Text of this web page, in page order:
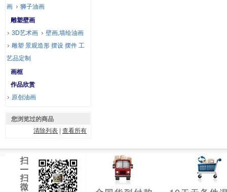
画
狮子油画
雕塑壁画
3D艺术画
壁画,墙绘油画
雕塑 景观造形 摆设 摆件 工
艺品定制
画框
作品欣赏
原创油画
您浏览过的商品
清除列表 |查看所有